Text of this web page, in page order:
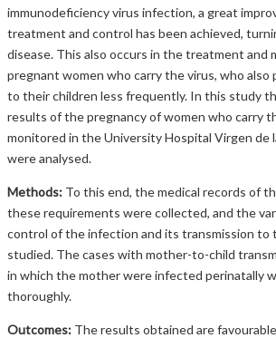
immunodeficiency virus infection, a great
treatment and control has been achieved,
disease. This also occurs in the treatment and
pregnant women who carry the virus, who also
to their children less frequently. In this study
results of the pregnancy of women who carry
monitored in the University Hospital Virgen de
were analysed.
Methods: To this end, the medical records of
these requirements were collected, and the
control of the infection and its transmission to
studied. The cases with mother-to-child
in which the mother were infected perinatally
thoroughly.
Outcomes: The results obtained are